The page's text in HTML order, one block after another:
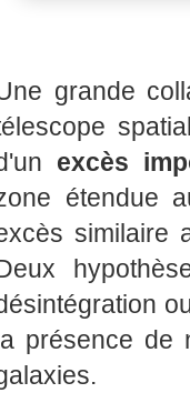
grande
excès
étendue
similaire
présence de